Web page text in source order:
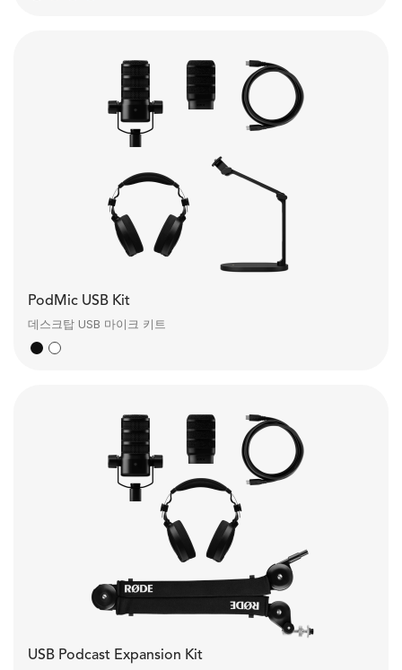
PodMic USB Kit
데스크탑 USB 마이크 키트
USB Podcast Expansion Kit